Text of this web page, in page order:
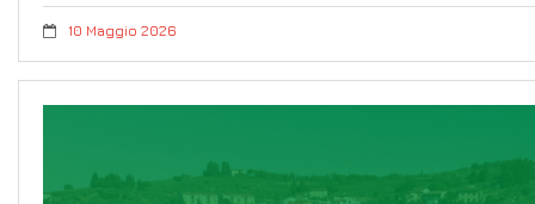
10 Maggio 2026